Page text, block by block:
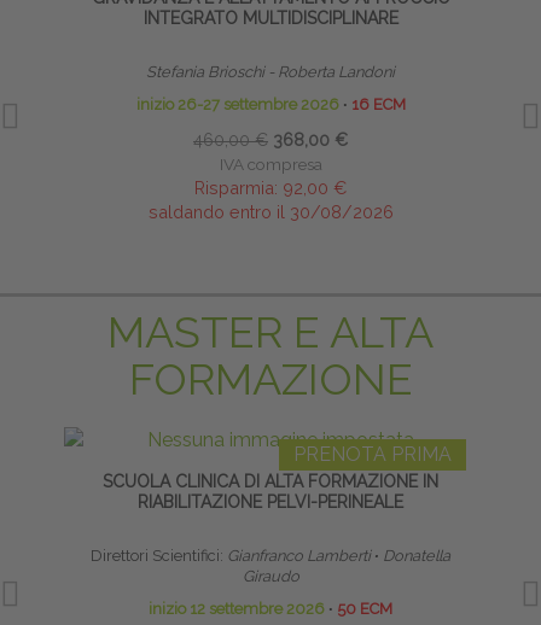
INTEGRATO MULTIDISCIPLINARE
Stefania Brioschi - Roberta Landoni
inizio 26-27 settembre 2026 ∙ 16 ECM
460,00 € 368,00 €
IVA compresa
Risparmia: 92,00 €
saldando entro il 30/08/2026
MASTER E ALTA
FORMAZIONE
PRENOTA PRIMA
SCUOLA CLINICA DI ALTA FORMAZIONE IN
RIABILITAZIONE PELVI-PERINEALE
Direttori Scientifici: Gianfranco Lamberti ∙ Donatella
Giraudo
inizio 12 settembre 2026 ∙ 50 ECM